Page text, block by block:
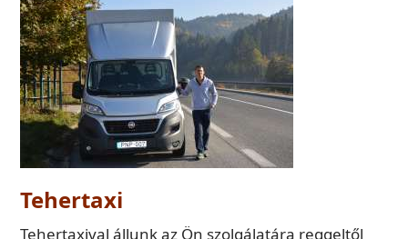
Tehertaxi
Tehertaxival állunk az Ön szolgálatára reggeltől